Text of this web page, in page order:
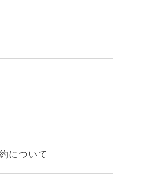
について